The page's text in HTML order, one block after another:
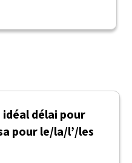
délai pour
pour le/la/l’/les